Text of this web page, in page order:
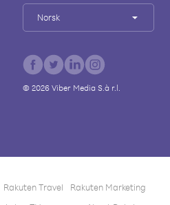
Norsk
© 2026Viber Media S.à r.l.
Rakuten Travel
Rakuten Marketing